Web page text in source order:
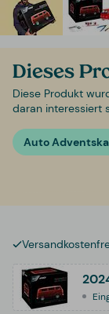
Dieses
Diese Produkt
daran interessiert
Auto